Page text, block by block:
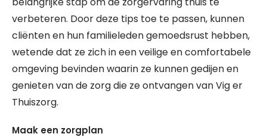
verbeteren. Door deze tips toe te passen, kunnen
cliënten en hun familieleden gemoedsrust hebben,
wetende dat ze zich in een veilige en comfortabele
omgeving bevinden waarin ze kunnen gedijen en
genieten van de zorg die ze ontvangen van Vig er
Thuiszorg.
Maak een zorgplan